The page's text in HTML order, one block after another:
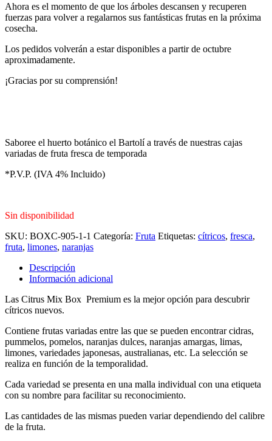
Ahora es el momento de que los árboles descansen y recuperen
fuerzas para volver a regalarnos sus fantásticas frutas en la próxima
cosecha.
Los pedidos volverán a estar disponibles a partir de octubre
aproximadamente.
¡Gracias por su comprensión!
Saboree el huerto botánico el Bartolí a través de nuestras cajas
variadas de fruta fresca de temporada
*P.V.P. (IVA 4% Incluido)
Sin disponibilidad
SKU: BOXC-905-1-1 Categoría: Fruta Etiquetas: cítricos, fresca,
fruta, limones, naranjas
Descripción
Información adicional
Las Citrus Mix Box Premium es la mejor opción para descubrir
cítricos nuevos.
Contiene frutas variadas entre las que se pueden encontrar cidras,
pummelos, pomelos, naranjas dulces, naranjas amargas, limas,
limones, variedades japonesas, australianas, etc. La selección se
realiza en función de la temporalidad.
Cada variedad se presenta en una malla individual con una etiqueta
con su nombre para facilitar su reconocimiento.
Las cantidades de las mismas pueden variar dependiendo del calibre
de la fruta.